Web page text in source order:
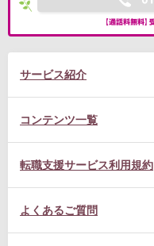
サービス紹介
コンテンツ一覧
転職支援サービス利用規約
よくあるご質問